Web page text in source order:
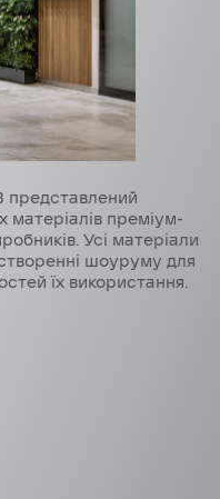
преміум-
Усі матеріали
шоуруму для
їх використання.